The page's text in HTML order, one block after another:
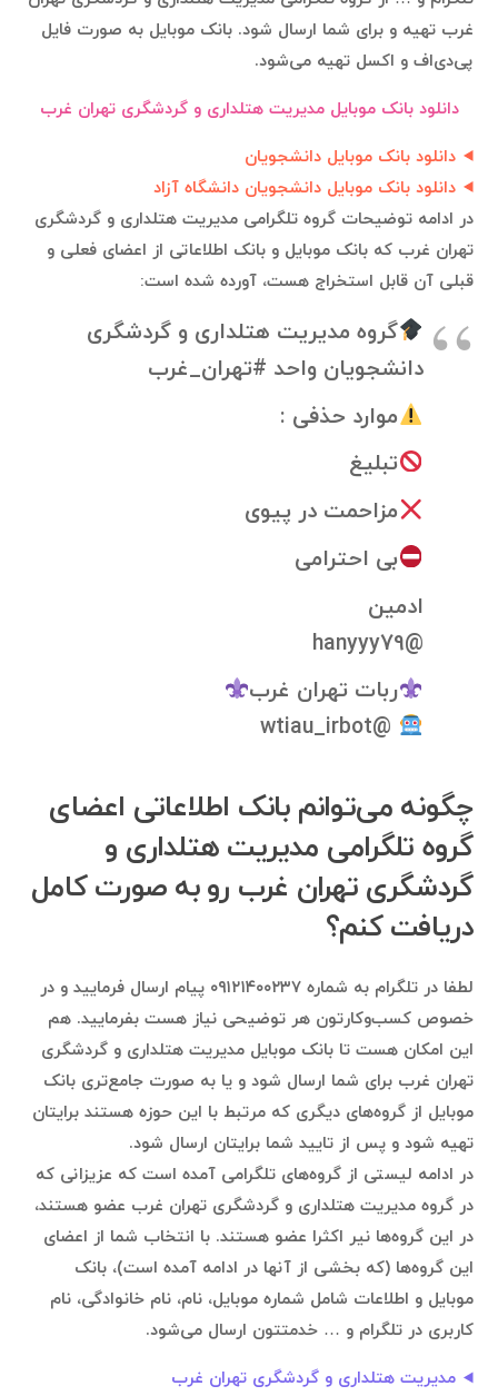
غرب تهیه و برای شما ارسال شود. بانک موبایل به صورت فایل
پی‌دی‌اف و اکسل تهیه می‌شود.
دانلود بانک موبایل مدیریت هتلداری و گردشگری تهران غرب
دانلود بانک موبایل دانشجویان
دانلود بانک موبایل دانشجویان دانشگاه آزاد
در ادامه توضیحات گروه تلگرامی مدیریت هتلداری و گردشگری
تهران غرب که بانک موبایل و بانک اطلاعاتی از اعضای فعلی و
قبلی آن قابل استخراج هست، آورده شده است:
گروه مدیریت هتلداری و گردشگری
دانشجویان واحد #تهران_غرب
موارد حذفی :
تبلیغ
مزاحمت در پیوی
بی احترامی
ادمین
@hanyyy79
ربات تهران غرب
@wtiau_irbot
چگونه می‌توانم بانک اطلاعاتی اعضای
گروه تلگرامی مدیریت هتلداری و
گردشگری تهران غرب رو به صورت کامل
دریافت کنم؟
لطفا در تلگرام به شماره ۰۹۱۲۱۴۰۰۲۳۷ پیام ارسال فرمایید و در
خصوص کسب‌وکارتون هر توضیحی نیاز هست بفرمایید. هم
این امکان هست تا بانک موبایل مدیریت هتلداری و گردشگری
تهران غرب برای شما ارسال شود و یا به صورت جامع‌تری بانک
موبایل از گروه‌های دیگری که مرتبط با این حوزه هستند برایتان
تهیه شود و پس از تایید شما برایتان ارسال شود.
در ادامه لیستی از گروه‌های تلگرامی آمده است که عزیزانی که
در گروه مدیریت هتلداری و گردشگری تهران غرب عضو هستند،
در این گروه‌ها نیر اکثرا عضو هستند. با انتخاب شما از اعضای
این گروه‌ها (که بخشی از آنها در ادامه آمده است)، بانک
موبایل و اطلاعات شامل شماره موبایل، نام، نام خانوادگی، نام
کاربری در تلگرام و … خدمتتون ارسال می‌شود.
مدیریت هتلداری و گردشگری تهران غرب